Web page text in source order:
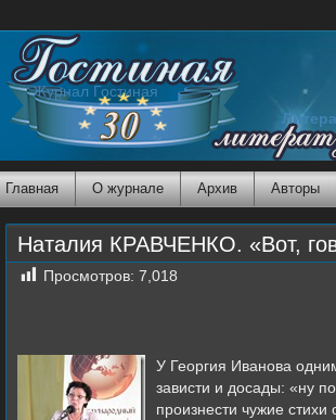
Журнал Гостиная
Главная О журнале Архив Авторы
Наталия КРАВЧЕНКО. «Вот,
Просмотров: 7,018
У Георгия Иванова
зависти и досады: «ну
произнести чужие